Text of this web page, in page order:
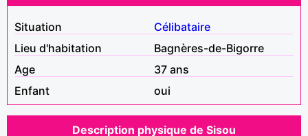
Situation
Célibataire
Lieu d'habitation
Bagnères-de-Bigorre
Age
37 ans
Enfant
oui
Description physique de Sisou